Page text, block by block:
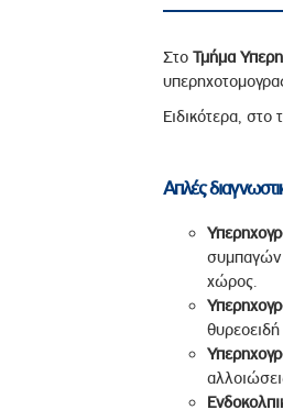
Στο Τμήμα
Ειδικότερα, στο
Απλές
συμπαγών
χώρος.